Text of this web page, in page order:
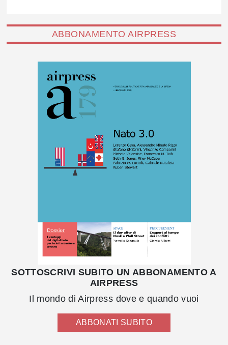
ABBONAMENTO AIRPRESS
SOTTOSCRIVI SUBITO UN ABBONAMENTO A
AIRPRESS
Il mondo di Airpress dove e quando vuoi
ABBONATI SUBITO